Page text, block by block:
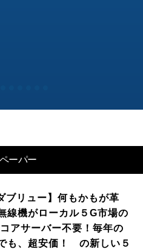
ーパー
ブリュー】何もかもが革
線機がローカル５G市場の
アサーバー不要！毎年の
も、超安価！ の新しい５